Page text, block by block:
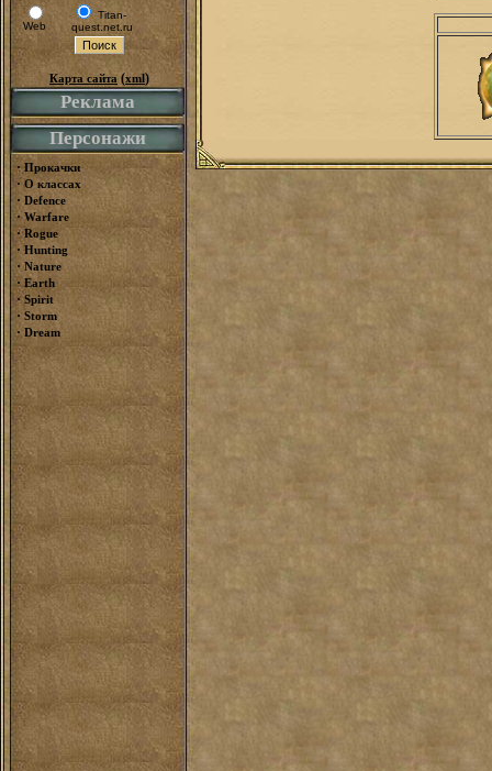
Web
Titan-
quest.net.ru
Карта сайта (xml)
Реклама
Персонажи
·Прокачки
·О классах
·Defence
· Warfare
·Rogue
· Hunting
·Nature
·Earth
·Spirit
· Storm
·Dream